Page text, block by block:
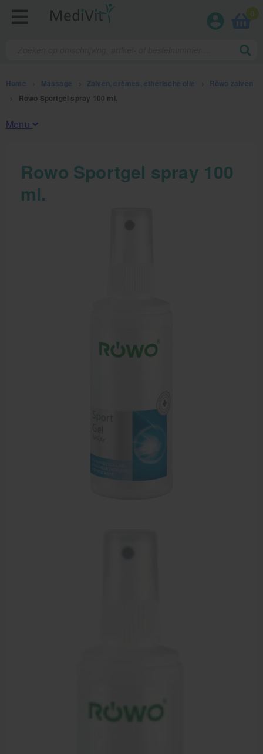
0
Home Massage Zalven, crèmes, etherische olie
Röwo zalven
Rowo Sportgel spray 100 ml.
Menu
Fysiotherapieproducten
Verbruiksmaterialen
Aanbiedingen groothandel fysiotherapie en massage
Rowo Sportgel spray 100
ml.